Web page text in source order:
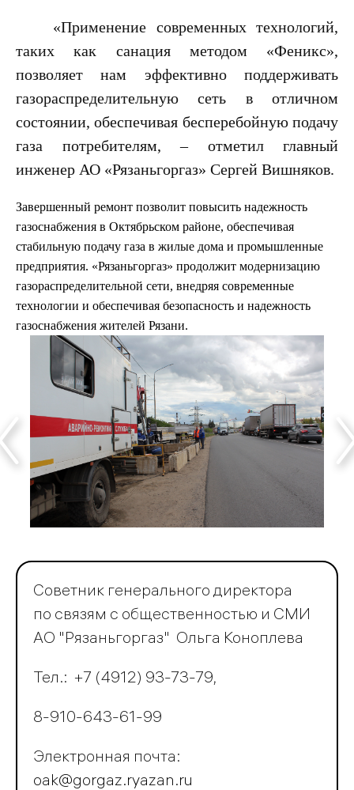
Обратная
связь
Обслуживание
Подразделения
Режим
работы
Юридическим
лицам
Газификация
Догазификация
Техобслуживание
газового
оборудования
Тарифы
Правила
газом
Вопрос-
ответ
Учебно-
«Применение современных технологий,
таких как санация методом «Феникс»,
позволяет нам эффективно поддерживать
газораспределительную сеть в отличном
состоянии, обеспечивая бесперебойную подачу
газа потребителям, – отметил главный
инженер АО «Рязаньгоргаз» Сергей Вишняков.
Завершенный ремонт позволит повысить надежность
газоснабжения в Октябрьском районе, обеспечивая
стабильную подачу газа в жилые дома и промышленные
предприятия. «Рязаньгоргаз» продолжит модернизацию
газораспределительной сети, внедряя современные
технологии и обеспечивая безопасность и надежность
газоснабжения жителей Рязани.
Советник генерального директора
по связям с общественностью и СМИ
АО "Рязаньгоргаз" Ольга Коноплева
Тел.: +7 (4912) 93-73-79,
8-910-643-61-99
Электронная почта:
oak@gorgaz.ryazan.ru